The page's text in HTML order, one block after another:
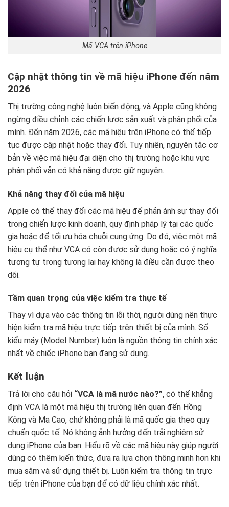
Mã VCA trên iPhone
Cập nhật thông tin về mã hiệu iPhone đến năm
2026
Thị trường công nghệ luôn biến động, và Apple cũng không
ngừng điều chỉnh các chiến lược sản xuất và phân phối của
mình. Đến năm 2026, các mã hiệu trên iPhone có thể tiếp
tục được cập nhật hoặc thay đổi. Tuy nhiên, nguyên tắc cơ
bản về việc mã hiệu đại diện cho thị trường hoặc khu vực
phân phối vẫn có khả năng được giữ nguyên.
Khả năng thay đổi của mã hiệu
Apple có thể thay đổi các mã hiệu để phản ánh sự thay đổi
trong chiến lược kinh doanh, quy định pháp lý tại các quốc
gia hoặc để tối ưu hóa chuỗi cung ứng. Do đó, việc một mã
hiệu cụ thể như VCA có còn được sử dụng hoặc có ý nghĩa
tương tự trong tương lai hay không là điều cần được theo
dõi.
Tầm quan trọng của việc kiểm tra thực tế
Thay vì dựa vào các thông tin lỗi thời, người dùng nên thực
hiện kiểm tra mã hiệu trực tiếp trên thiết bị của mình. Số
kiểu máy (Model Number) luôn là nguồn thông tin chính xác
nhất về chiếc iPhone bạn đang sử dụng.
Kết luận
Trả lời cho câu hỏi “VCA là mã nước nào?”, có thể khẳng
định VCA là một mã hiệu thị trường liên quan đến Hồng
Kông và Ma Cao, chứ không phải là mã quốc gia theo quy
chuẩn quốc tế. Nó không ảnh hưởng đến trải nghiệm sử
dụng iPhone của bạn. Hiểu rõ về các mã hiệu này giúp người
dùng có thêm kiến thức, đưa ra lựa chọn thông minh hơn khi
mua sắm và sử dụng thiết bị. Luôn kiểm tra thông tin trực
tiếp trên iPhone của bạn để có dữ liệu chính xác nhất.